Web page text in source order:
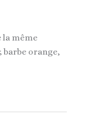
la même
barbe orange,